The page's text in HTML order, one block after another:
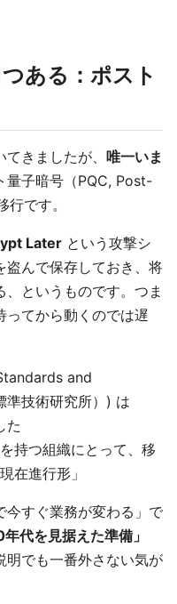
ある：ポスト
きましたが、 唯一いま
量子暗号（PQC, Post-
です。
Later という攻撃シ
盗んで保存しておき、将
というものです。つま
ってから動くのでは遅
and
技術研究所）) は
た
持つ組織にとって、移
在進行形」
今すぐ業務が変わる」で
代を見据えた準備」
明でも一番外さない気が